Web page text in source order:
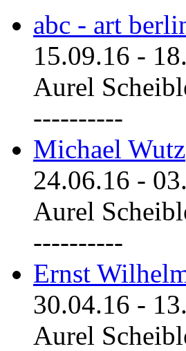
abc - art
15.09.16 -
Aurel
----------
Michael Wutz
24.06.16 -
Aurel
----------
Ernst
30.04.16 -
Aurel